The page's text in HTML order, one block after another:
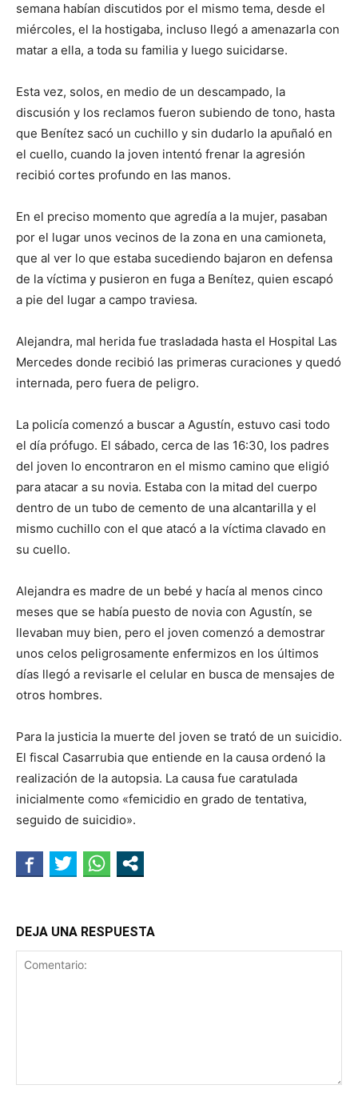
semana habían discutidos por el mismo tema, desde el
miércoles, el la hostigaba, incluso llegó a amenazarla con
matar a ella, a toda su familia y luego suicidarse.
Esta vez, solos, en medio de un descampado, la
discusión y los reclamos fueron subiendo de tono, hasta
que Benítez sacó un cuchillo y sin dudarlo la apuñaló en
el cuello, cuando la joven intentó frenar la agresión
recibió cortes profundo en las manos.
En el preciso momento que agredía a la mujer, pasaban
por el lugar unos vecinos de la zona en una camioneta,
que al ver lo que estaba sucediendo bajaron en defensa
de la víctima y pusieron en fuga a Benítez, quien escapó
a pie del lugar a campo traviesa.
Alejandra, mal herida fue trasladada hasta el Hospital Las
Mercedes donde recibió las primeras curaciones y quedó
internada, pero fuera de peligro.
La policía comenzó a buscar a Agustín, estuvo casi todo
el día prófugo. El sábado, cerca de las 16:30, los padres
del joven lo encontraron en el mismo camino que eligió
para atacar a su novia. Estaba con la mitad del cuerpo
dentro de un tubo de cemento de una alcantarilla y el
mismo cuchillo con el que atacó a la víctima clavado en
su cuello.
Alejandra es madre de un bebé y hacía al menos cinco
meses que se había puesto de novia con Agustín, se
llevaban muy bien, pero el joven comenzó a demostrar
unos celos peligrosamente enfermizos en los últimos
días llegó a revisarle el celular en busca de mensajes de
otros hombres.
Para la justicia la muerte del joven se trató de un suicidio.
El fiscal Casarrubia que entiende en la causa ordenó la
realización de la autopsia. La causa fue caratulada
inicialmente como «femicidio en grado de tentativa,
seguido de suicidio».
DEJA UNA RESPUESTA